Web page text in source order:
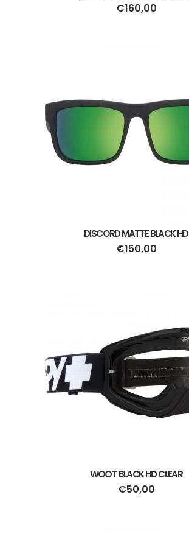
€160,00
DISCORD MATTE BLACK HD
€150,00
WOOT BLACK HD CLEAR
€50,00